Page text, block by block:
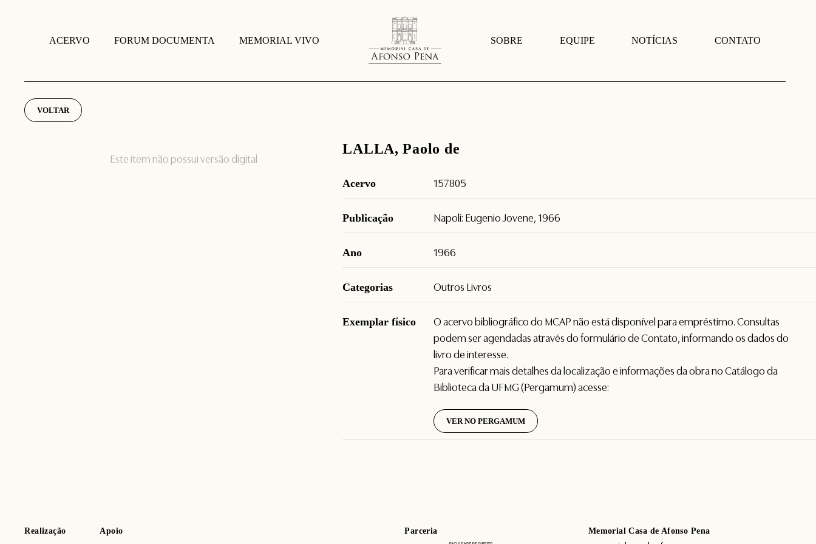
ACERVO FORUM DOCUMENTA MEMORIAL VIVO SOBRE EQUIPE NOTÍCIAS CONTATO
VOLTAR
Este item não possui versão digital
LALLA, Paolo de
Acervo 157805
Publicação Napoli: Eugenio Jovene, 1966
Ano 1966
Categorias Outros Livros
Exemplar físico
O acervo bibliográfico do MCAP não está disponível para empréstimo. Consultas
podem ser agendadas através do formulário deContato, informando os dados do
livro de interesse.
Para verificar mais detalhes da localização e informações da obra no Catálogo da
Biblioteca da UFMG (Pergamum) acesse:
VER NO PERGAMUM
Realização Apoio Parceria Memorial Casa de Afonso Pena